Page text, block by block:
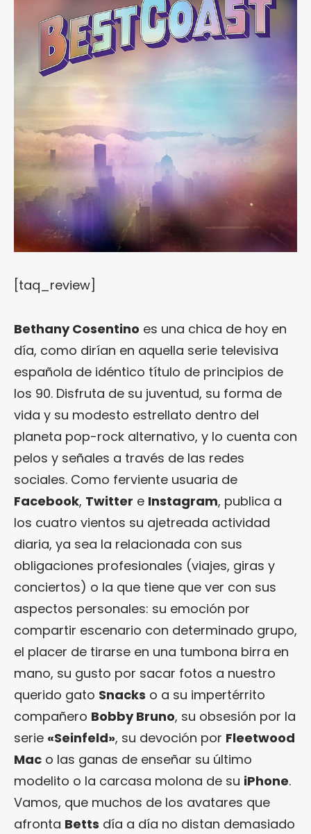
[taq_review]
Bethany Cosentino es una chica de hoy en
día, como dirían en aquella serie televisiva
española de idéntico título de principios de
los 90. Disfruta de su juventud, su forma de
vida y su modesto estrellato dentro del
planeta pop-rock alternativo, y lo cuenta con
pelos y señales a través de las redes
sociales. Como ferviente usuaria de
Facebook, Twitter e Instagram, publica a
los cuatro vientos su ajetreada actividad
diaria, ya sea la relacionada con sus
obligaciones profesionales (viajes, giras y
conciertos) o la que tiene que ver con sus
aspectos personales: su emoción por
compartir escenario con determinado grupo,
el placer de tirarse en una tumbona birra en
mano, su gusto por sacar fotos a nuestro
querido gato Snacks o a su impertérrito
compañero Bobby Bruno, su obsesión por la
serie «Seinfeld», su devoción por Fleetwood
Mac o las ganas de enseñar su último
modelito o la carcasa molona de su iPhone.
Vamos, que muchos de los avatares que
afronta Betts día a día no distan demasiado